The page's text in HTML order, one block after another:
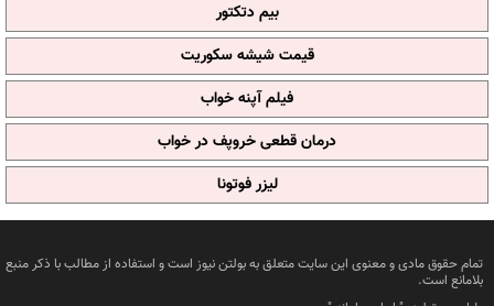
بیم دتکتور
قیمت شیشه سکوریت
فیلم آپنه خواب
درمان قطعی خروپف در خواب
لیزر فوتونا
تمام حقوق مادی و معنوی این سایت متعلق به بولتن نیوز است و استفاده از مطالب با ذکر منبع
بلامانع است.